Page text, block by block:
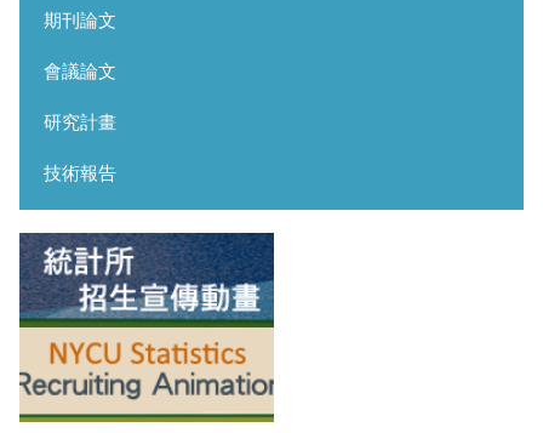
期刊論文
會議論文
研究計畫
技術報告